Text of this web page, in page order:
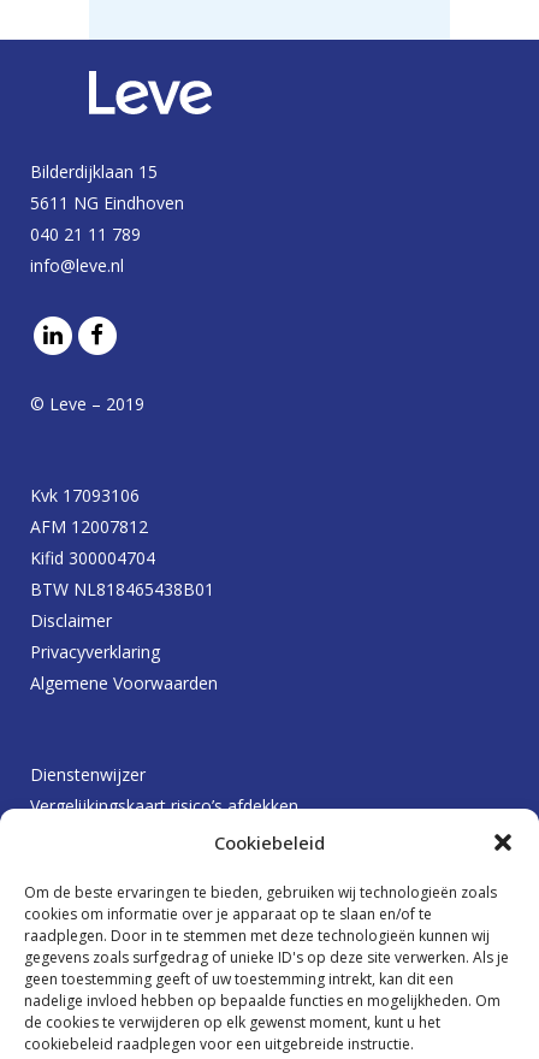
Cookiebeleid
Om de beste ervaringen te bieden, gebruiken wij technologieën zoals
cookies om informatie over je apparaat op te slaan en/of te
raadplegen. Door in te stemmen met deze technologieën kunnen wij
gegevens zoals surfgedrag of unieke ID's op deze site verwerken. Als je
geen toestemming geeft of uw toestemming intrekt, kan dit een
nadelige invloed hebben op bepaalde functies en mogelijkheden. Om
de cookies te verwijderen op elk gewenst moment, kunt u het
cookiebeleid raadplegen voor een uitgebreide instructie.
Bilderdijklaan 15
5611 NG Eindhoven
040 21 11 789
info@leve.nl
© Leve – 2019
Kvk 17093106
AFM 12007812
Kifid 300004704
BTW NL818465438B01
Disclaimer
Privacyverklaring
Algemene Voorwaarden
Dienstenwijzer
Vergelijkingskaart risico’s afdekken
Protocol betalingsachterstanden
Beloningsbeleid
Ik wil graag op de hoogte blijven